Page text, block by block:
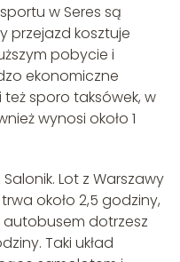
w Seres są
przejazd kosztuje
pobycie i
ekonomiczne
też sporo taksówek, w
wynosi około 1
Lot z Warszawy
trwa około 2,5 godziny,
dotrzesz
Taki układ